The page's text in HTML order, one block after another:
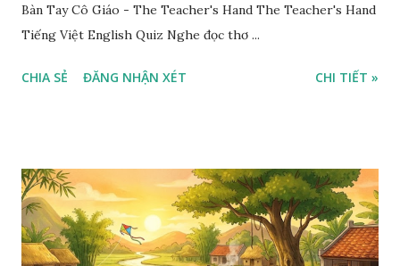
Bàn Tay Cô Giáo - The Teacher's Hand The Teacher's Hand
Tiếng Việt English Quiz Nghe đọc thơ ...
CHIA SẺ ĐĂNG NHẬN XÉT CHI TIẾT »